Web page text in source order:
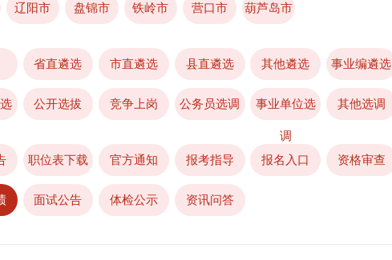
辽阳市 盘锦市 铁岭市 营口市 葫芦岛市
省直遴选 市直遴选 县直遴选 其他遴选 事业编遴选
公开选拔 竞争上岗 公务员选调 事业单位选
调
其他选调
职位表下载 官方通知 报考指导 报名入口 资格审查
面试公告 体检公示 资讯问答